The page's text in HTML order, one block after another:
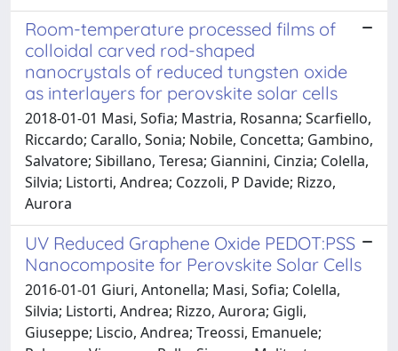
Room-temperature processed films of
colloidal carved rod-shaped
nanocrystals of reduced tungsten oxide
as interlayers for perovskite solar cells
2018-01-01 Masi, Sofia; Mastria, Rosanna; Scarfiello,
Riccardo; Carallo, Sonia; Nobile, Concetta; Gambino,
Salvatore; Sibillano, Teresa; Giannini, Cinzia; Colella,
Silvia; Listorti, Andrea; Cozzoli, P Davide; Rizzo,
Aurora
UV Reduced Graphene Oxide PEDOT:PSS
Nanocomposite for Perovskite Solar Cells
2016-01-01 Giuri, Antonella; Masi, Sofia; Colella,
Silvia; Listorti, Andrea; Rizzo, Aurora; Gigli,
Giuseppe; Liscio, Andrea; Treossi, Emanuele;